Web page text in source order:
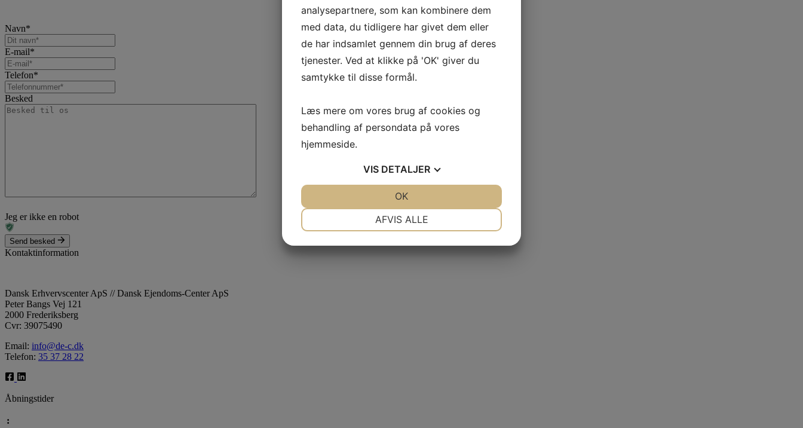
Navn*
E-mail*
Telefon*
Besked
Jeg er ikke en robot
Send besked
Kontaktinformation
Dansk Erhvervscenter ApS // Dansk Ejendoms-Center ApS
Peter Bangs Vej 121
2000 Frederiksberg
Cvr: 39075490
Email: info@de-c.dk
Telefon: 35 37 28 22
Åbningstider
:
analysepartnere, som kan kombinere dem
med data, du tidligere har givet dem eller
de har indsamlet gennem din brug af deres
tjenester. Ved at klikke på 'OK' giver du
samtykke til disse formål.
Læs mere om vores brug af cookies og
behandling af persondata på vores
hjemmeside.
VIS DETALJER
AFVIS ALLE
OK